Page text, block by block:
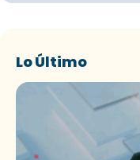
Lo Último